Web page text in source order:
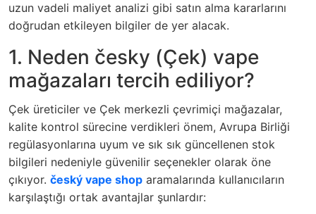
uzun vadeli maliyet analizi gibi satın alma kararlarını
doğrudan etkileyen bilgiler de yer alacak.
1. Neden česky (Çek) vape
mağazaları tercih ediliyor?
Çek üreticiler ve Çek merkezli çevrimiçi mağazalar,
kalite kontrol sürecine verdikleri önem, Avrupa Birliği
regülasyonlarına uyum ve sık sık güncellenen stok
bilgileri nedeniyle güvenilir seçenekler olarak öne
çıkıyor. český vape shop aramalarında kullanıcıların
karşılaştığı ortak avantajlar şunlardır: